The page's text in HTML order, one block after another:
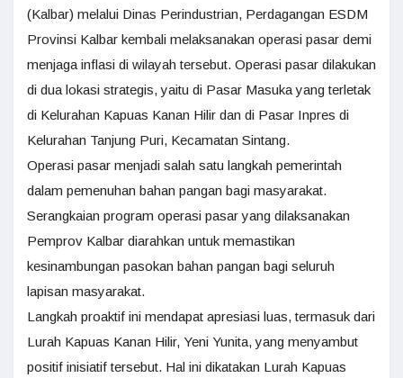
(Kalbar) melalui Dinas Perindustrian, Perdagangan ESDM
Provinsi Kalbar kembali melaksanakan operasi pasar demi
menjaga inflasi di wilayah tersebut. Operasi pasar dilakukan
di dua lokasi strategis, yaitu di Pasar Masuka yang terletak
di Kelurahan Kapuas Kanan Hilir dan di Pasar Inpres di
Kelurahan Tanjung Puri, Kecamatan Sintang.
Operasi pasar menjadi salah satu langkah pemerintah
dalam pemenuhan bahan pangan bagi masyarakat.
Serangkaian program operasi pasar yang dilaksanakan
Pemprov Kalbar diarahkan untuk memastikan
kesinambungan pasokan bahan pangan bagi seluruh
lapisan masyarakat.
Langkah proaktif ini mendapat apresiasi luas, termasuk dari
Lurah Kapuas Kanan Hilir, Yeni Yunita, yang menyambut
positif inisiatif tersebut. Hal ini dikatakan Lurah Kapuas